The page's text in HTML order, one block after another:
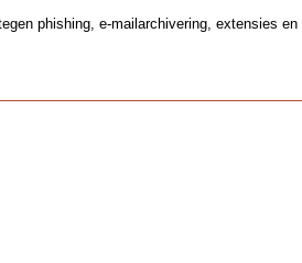
phishing, e-mailarchivering, extensies en